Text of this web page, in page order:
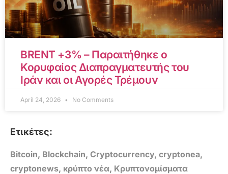
BRENT +3% – Παραιτήθηκε ο
Κορυφαίος Διαπραγματευτής του
Ιράν και οι Αγορές Τρέμουν
April 24, 2026 No Comments
Ετικέτες:
Bitcoin, Blockchain, Cryptocurrency, cryptonea,
cryptonews, κρύπτο νέα, Κρυπτονομίσματα